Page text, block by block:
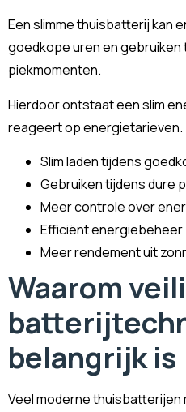
Een slimme thuisbatterij kan
goedkope uren en gebruiken
piekmomenten.
Hierdoor ontstaat een slim
reageert op energietarieven.
Slim laden tijdens
Gebruiken tijdens dure
Meer controle over
Efficiënt energiebeheer
Meer rendement uit
Waarom
belangrijk is
Veel moderne thuisbatterijen